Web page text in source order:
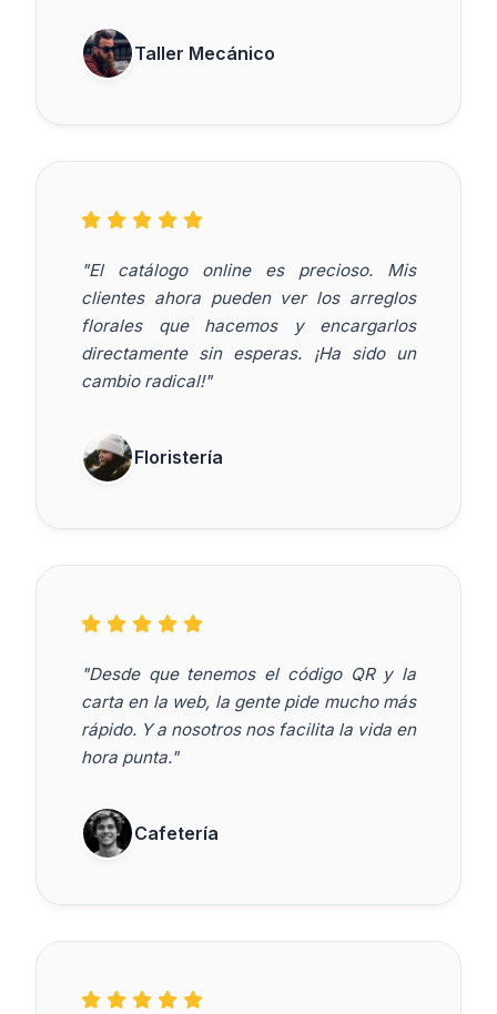
Taller Mecánico
"El catálogo online es precioso. Mis
clientes ahora pueden ver los arreglos
florales que hacemos y encargarlos
directamente sin esperas. ¡Ha sido un
cambio radical!"
Floristería
"Desde que tenemos el código QR y la
carta en la web, la gente pide mucho más
rápido. Y a nosotros nos facilita la vida en
hora punta."
Cafetería